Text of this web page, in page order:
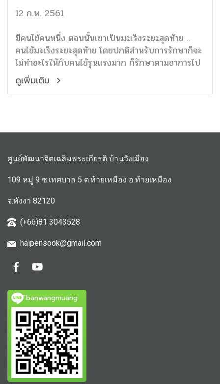
12 ก.พ. 2561
มีคนไข้คนหนึ่ง ตอนนั้นเขาเป็นมะเร็งระยะสุดท้าย ..
คนไข้มะเร็งระยะสุดท้าย โดยปกติสำหรับการรักษาก็จะ
ไม่ทำอะไรให้กับคนไข้รุนแรงมาก ก็รักษาตามอาการไป
ดูเพิ่มเติม
ศูนย์พัฒนาจิตเฉลิมพระเกียรติ บ้านวังเมือง
109 หมู่ 9 ซ.เทศบาล 5 ต.ท้ายเหมือง อ.ท้ายเหมือง
จ.พังงา 82120
(+66)81 3043528
haipensook@gmail.com
ิbanwangmuang